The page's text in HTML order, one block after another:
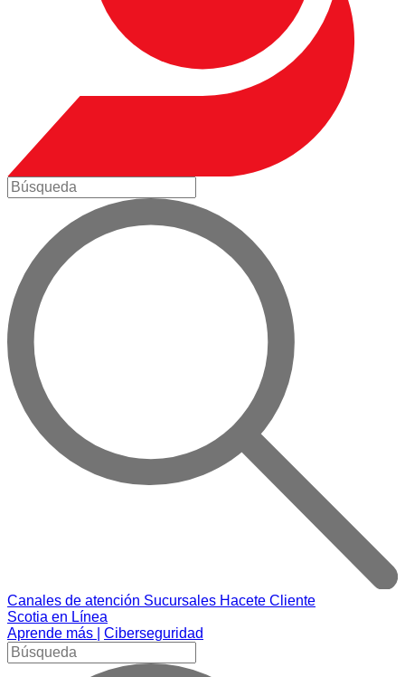
Canales de atención Sucursales Hacete Cliente
Scotia en Línea
Aprende más |
Ciberseguridad